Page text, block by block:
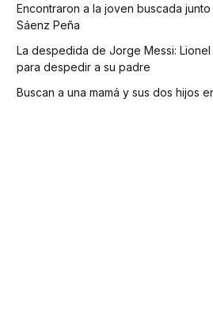
Encontraron a la joven buscada
Sáenz Peña
La despedida de Jorge Messi:
para despedir a su padre
Buscan a una mamá y sus dos hijos